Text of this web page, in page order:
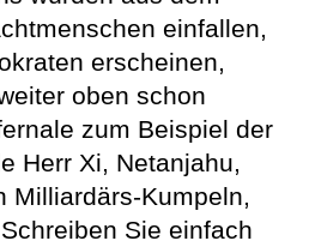
einfallen,
erscheinen,
oben schon
zum Beispiel der
Herr Xi, Netanjahu,
Milliardärs-Kumpeln,
Sie einfach